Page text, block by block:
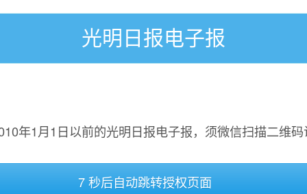
光明日报电子报
年1月1日以前的光明日报电子报，须微信扫描二维
7 秒后自动跳转授权页面